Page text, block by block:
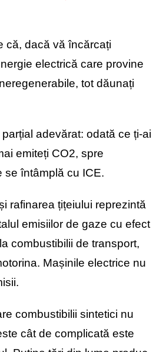
că, dacă vă încărcați
electrică care provine
tot dăunați
adevărat: odată ce ți-ai
emiteți CO2, spre
se întâmplă cu ICE.
rafinarea țițeiului reprezintă
emisiilor de gaze cu efect
combustibilii de transport,
Mașinile electrice nu
combustibilii sintetici nu
cât de complicată este